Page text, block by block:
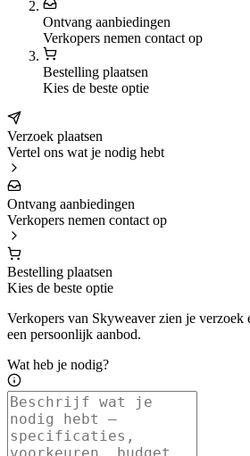
Ontvang aanbiedingen
Verkopers nemen contact op
Bestelling plaatsen
Kies de beste optie
Verzoek plaatsen
Vertel ons wat je nodig hebt
Ontvang aanbiedingen
Verkopers nemen contact op
Bestelling plaatsen
Kies de beste optie
Verkopers van Skyweaver zien je verzoek
een persoonlijk aanbod.
Wat heb je nodig?